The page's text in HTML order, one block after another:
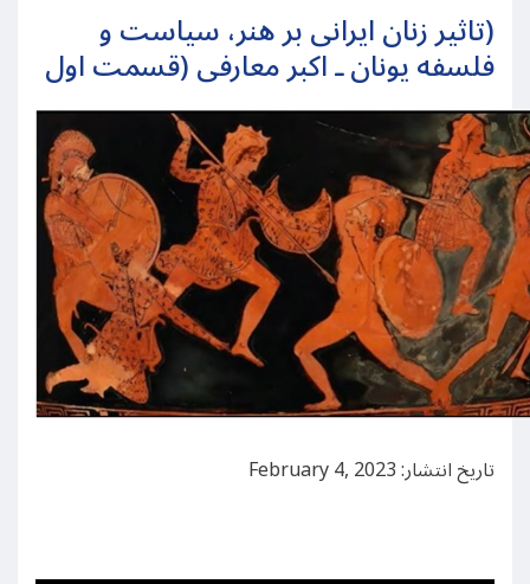
(تاثیر زنان ایرانی بر هنر، سیاست و
فلسفه یونان ـ اکبر معارفی (قسمت اول
تاریخ انتشار: February 4, 2023